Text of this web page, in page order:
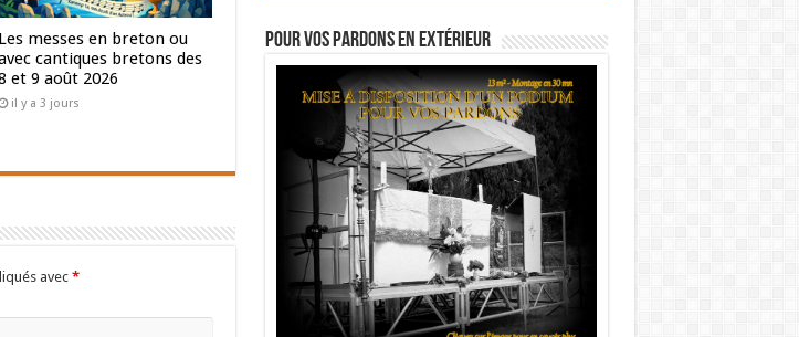
Les messes en breton ou
cantiques bretons des
et 9 août 2026
il y a 3 jours
avec *
Pour vos pardons en extérieur